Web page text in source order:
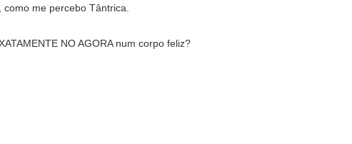
me percebo Tântrica.
NO AGORA num corpo feliz?